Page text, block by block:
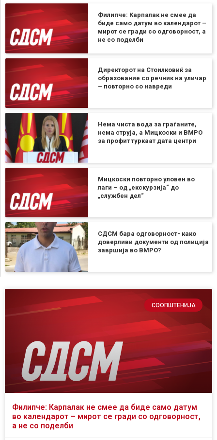
Филипче: Карпалак не смее да
биде само датум во календарот –
мирот се гради со одговорност, а
не со поделби
Директорот на Стоилковиќ за
образование со речник на уличар
– повторно со навреди
Нема чиста вода за граѓаните,
нема струја, а Мицкоски и ВМРО
за профит туркаат дата центри
Мицкоски повторно уловен во
лаги – од „екскурзија“ до
„службен дел“
СДСМ бара одговорност- како
доверливи документи од полиција
завршија во ВМРО?
СООПШТЕНИЈА
Филипче: Карпалак не смее да биде само датум
во календарот – мирот се гради со одговорност,
а не со поделби